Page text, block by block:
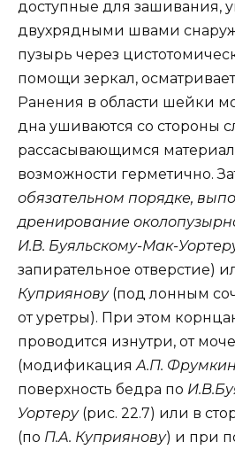
доступные для зашивания,
двухрядными швами
пузырь через
помощи зеркал,
Ранения в области шейки
дна ушиваются со стороны
рассасывающимся
возможности герметично.
обязательном порядке,
дренирование
И.В. Буяльскому-Мак-
запирательное отверстие)
Куприянову (под лонным
от уретры). При этом
проводится изнутри, от
(модификацияА.П.
поверхность бедра по
Уортеру (рис. 22.7) или в
(по П.А. Куприянову) и при